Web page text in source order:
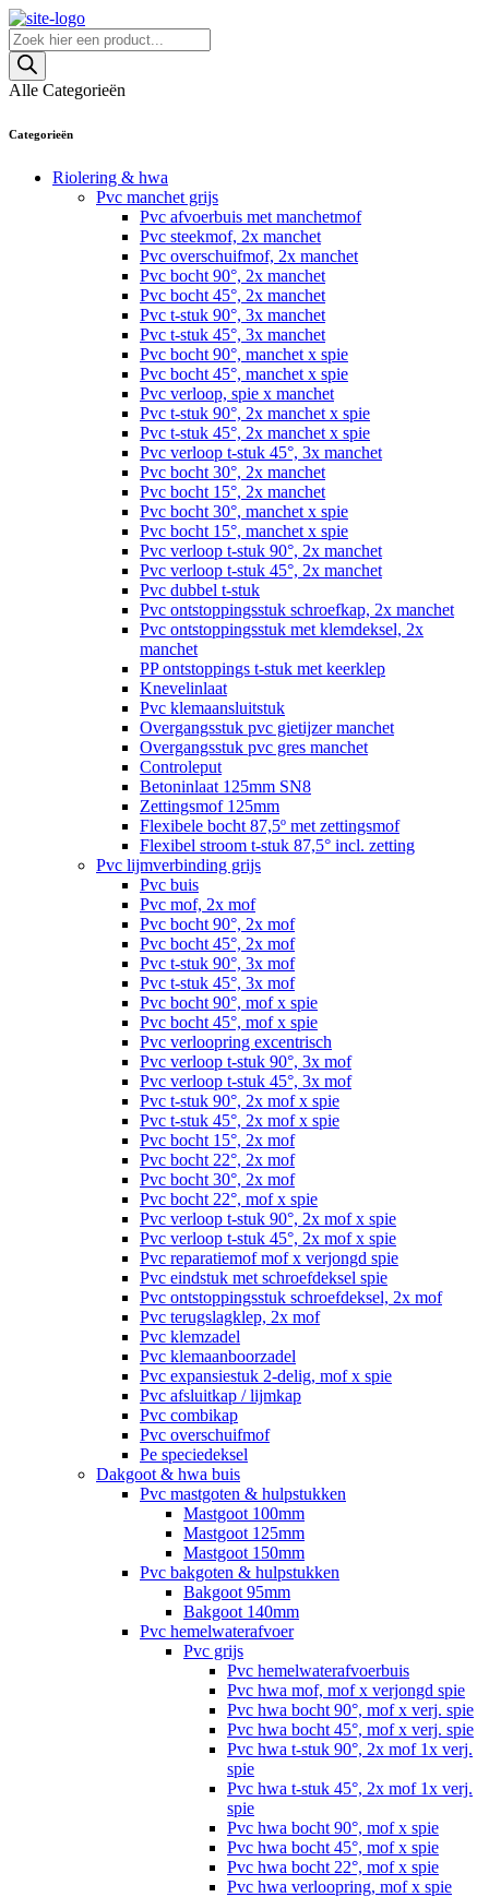
Skip
to
content
Producten
zoeken
Alle Categorieën
Categorieën
Riolering & hwa
Pvc manchet grijs
Pvc afvoerbuis met manchetmof
Pvc steekmof, 2x manchet
Pvc overschuifmof, 2x manchet
Pvc bocht 90°, 2x manchet
Pvc bocht 45°, 2x manchet
Pvc t-stuk 90°, 3x manchet
Pvc t-stuk 45°, 3x manchet
Pvc bocht 90°, manchet x spie
Pvc bocht 45°, manchet x spie
Pvc verloop, spie x manchet
Pvc t-stuk 90°, 2x manchet x spie
Pvc t-stuk 45°, 2x manchet x spie
Pvc verloop t-stuk 45°, 3x manchet
Pvc bocht 30°, 2x manchet
Pvc bocht 15°, 2x manchet
Pvc bocht 30°, manchet x spie
Pvc bocht 15°, manchet x spie
Pvc verloop t-stuk 90°, 2x manchet
Pvc verloop t-stuk 45°, 2x manchet
Pvc dubbel t-stuk
Pvc ontstoppingsstuk schroefkap, 2x manchet
Pvc ontstoppingsstuk met klemdeksel, 2x
manchet
PP ontstoppings t-stuk met keerklep
Knevelinlaat
Pvc klemaansluitstuk
Overgangsstuk pvc gietijzer manchet
Overgangsstuk pvc gres manchet
Controleput
Betoninlaat 125mm SN8
Zettingsmof 125mm
Flexibele bocht 87,5º met zettingsmof
Flexibel stroom t-stuk 87,5° incl. zetting
Pvc lijmverbinding grijs
Pvc buis
Pvc mof, 2x mof
Pvc bocht 90°, 2x mof
Pvc bocht 45°, 2x mof
Pvc t-stuk 90°, 3x mof
Pvc t-stuk 45°, 3x mof
Pvc bocht 90°, mof x spie
Pvc bocht 45°, mof x spie
Pvc verloopring excentrisch
Pvc verloop t-stuk 90°, 3x mof
Pvc verloop t-stuk 45°, 3x mof
Pvc t-stuk 90°, 2x mof x spie
Pvc t-stuk 45°, 2x mof x spie
Pvc bocht 15°, 2x mof
Pvc bocht 22°, 2x mof
Pvc bocht 30°, 2x mof
Pvc bocht 22°, mof x spie
Pvc verloop t-stuk 90°, 2x mof x spie
Pvc verloop t-stuk 45°, 2x mof x spie
Pvc reparatiemof mof x verjongd spie
Pvc eindstuk met schroefdeksel spie
Pvc ontstoppingsstuk schroefdeksel, 2x mof
Pvc terugslagklep, 2x mof
Pvc klemzadel
Pvc klemaanboorzadel
Pvc expansiestuk 2-delig, mof x spie
Pvc afsluitkap / lijmkap
Pvc combikap
Pvc overschuifmof
Pe speciedeksel
Dakgoot & hwa buis
Pvc mastgoten & hulpstukken
Mastgoot 100mm
Mastgoot 125mm
Mastgoot 150mm
Pvc bakgoten & hulpstukken
Bakgoot 95mm
Bakgoot 140mm
Pvc hemelwaterafvoer
Pvc grijs
Pvc hemelwaterafvoerbuis
Pvc hwa mof, mof x verjongd spie
Pvc hwa bocht 90°, mof x verj. spie
Pvc hwa bocht 45°, mof x verj. spie
Pvc hwa t-stuk 90°, 2x mof 1x verj.
spie
Pvc hwa t-stuk 45°, 2x mof 1x verj.
spie
Pvc hwa bocht 90°, mof x spie
Pvc hwa bocht 45°, mof x spie
Pvc hwa bocht 22°, mof x spie
Pvc hwa verloopring, mof x spie